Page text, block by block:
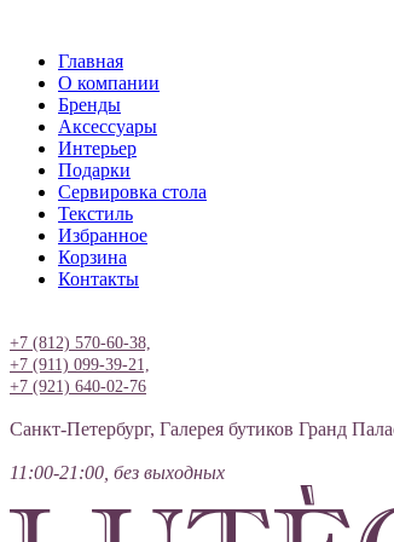
Главная
О компании
Бренды
Аксессуары
Интерьер
Подарки
Сервировка стола
Текстиль
Избранное
Корзина
Контакты
+7 (812) 570-60-38,
+7 (911) 099-39-21,
+7 (921) 640-02-76
Санкт-Петербург, Галерея бутиков Гранд
11:00-21:00, без выходных